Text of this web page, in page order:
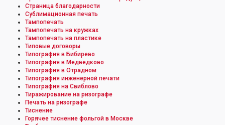
Страница благодарности
Сублимационная печать
Тампопечать
Тампопечать на кружках
Тампопечать на пластике
Типовые договоры
Типография в Бибирево
Типография в Медведково
Типография в Отрадном
Типография инженерной печати
Типография на Свиблово
Тиражирование на ризографе
Печать на ризографе
Тиснение
Горячее тиснение фольгой в Москве